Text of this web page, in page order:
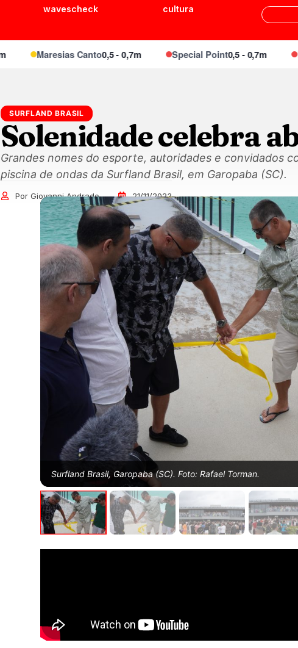
wavescheck cultura
Maresias Canto 0,5 - 0,7m Special Point0,5 - 0,7m
SURFLAND BRASIL
Solenidade celebra
Grandes nomes do esporte, autoridades e convidados
piscina de ondas da Surfland Brasil, em Garopaba (SC).
Por Giovanni Andrade 21/11/2023
Surfland Brasil, Garopaba (SC). Foto: Rafael Torman.